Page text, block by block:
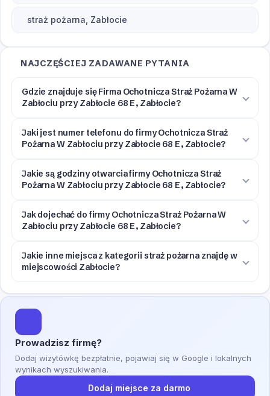
straż pożarna, Zabłocie
NAJCZĘŚCIEJ ZADAWANE PYTANIA
Gdzie znajduje się Firma Ochotnicza Straż Pożarna W
Zabłociu przy Zabłocie 68 E, Zabłocie?
Jaki jest numer telefonu do firmy Ochotnicza Straż
Pożarna W Zabłociu przy Zabłocie 68 E, Zabłocie?
Jakie są godziny otwarcia firmy Ochotnicza Straż
Pożarna W Zabłociu przy Zabłocie 68 E, Zabłocie?
Jak dojechać do firmy Ochotnicza Straż Pożarna W
Zabłociu przy Zabłocie 68 E, Zabłocie?
Jakie inne miejsca z kategorii straż pożarna znajdę w
miejscowości Zabłocie?
Prowadzisz firmę?
Dodaj wizytówkę bezpłatnie, pojawiaj się w Google i lokalnych
wynikach wyszukiwania.
Dodaj miejsce za darmo